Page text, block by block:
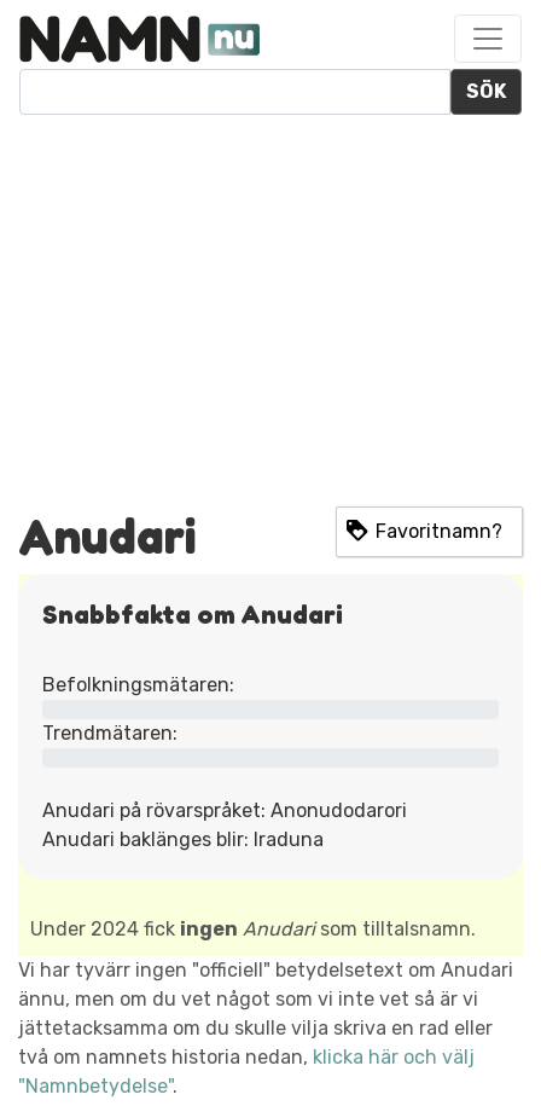
SÖK
Anudari Favoritnamn?
Snabbfakta om Anudari
Befolkningsmätaren:
Trendmätaren:
Anudari på rövarspråket: Anonudodarori
Anudari baklänges blir: Iraduna
Under 2024 fick ingen Anudarisom tilltalsnamn.
Vi har tyvärr ingen "officiell" betydelsetext om Anudari
ännu, men om du vet något som vi inte vet så är vi
jättetacksamma om du skulle vilja skriva en rad eller
två om namnets historia nedan, klicka här och välj
"Namnbetydelse".